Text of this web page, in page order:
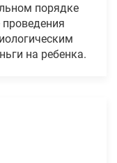
порядке
проведения
на ребенка.